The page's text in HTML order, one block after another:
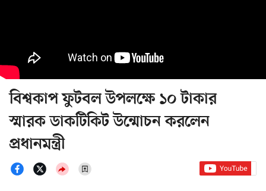
বিশ্বকাপ ফুটবল উপলক্ষে ১০ টাকার
স্মারক ডাকটিকিট উন্মোচন করলেন
প্রধানমন্ত্রী